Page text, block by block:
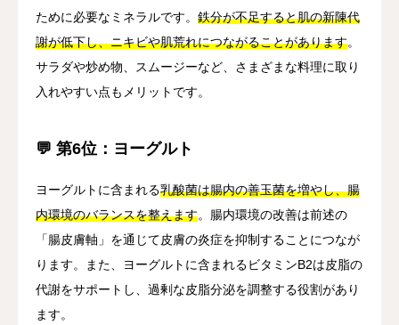
ために必要なミネラルです。 鉄分が不足すると肌の新陳代
謝が低下し、ニキビや肌荒れにつながることがあります。
サラダや炒め物、スムージーなど、さまざまな料理に取り
入れやすい点もメリットです。
💬 第6位：ヨーグルト
ヨーグルトに含まれる乳酸菌は腸内の善玉菌を増やし、腸
内環境のバランスを整えます。腸内環境の改善は前述の
「腸皮膚軸」を通じて皮膚の炎症を抑制することにつなが
ります。また、ヨーグルトに含まれるビタミンB2は皮脂の
代謝をサポートし、過剰な皮脂分泌を調整する役割があり
ます。